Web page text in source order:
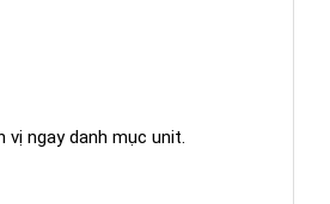
vị ngay danh mục unit.